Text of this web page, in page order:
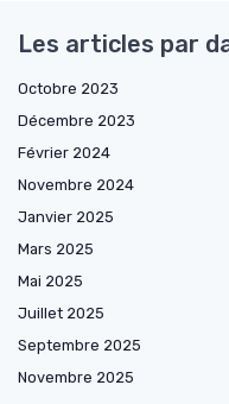
Les articles par
Octobre 2023
Décembre 2023
Février 2024
Novembre 2024
Janvier 2025
Mars 2025
Mai 2025
Juillet 2025
Septembre 2025
Novembre 2025